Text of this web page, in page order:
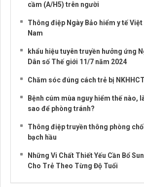
cầm (A/H5) trên người
Thông điệp Ngày Bảo hiểm y tế Việt
Nam
khẩu hiệu tuyên truyền hưởng ứng
Dân số Thế giới 11/7 năm 2024
Chăm sóc đúng cách trẻ bị NKHHCT
Bệnh cúm mùa nguy hiểm thế nào,
sao để phòng tránh?
Thông điệp truyền thông phòng
bạch hầu
Những Vi Chất Thiết Yếu Cần Bổ
Cho Trẻ Theo Từng Độ Tuổi